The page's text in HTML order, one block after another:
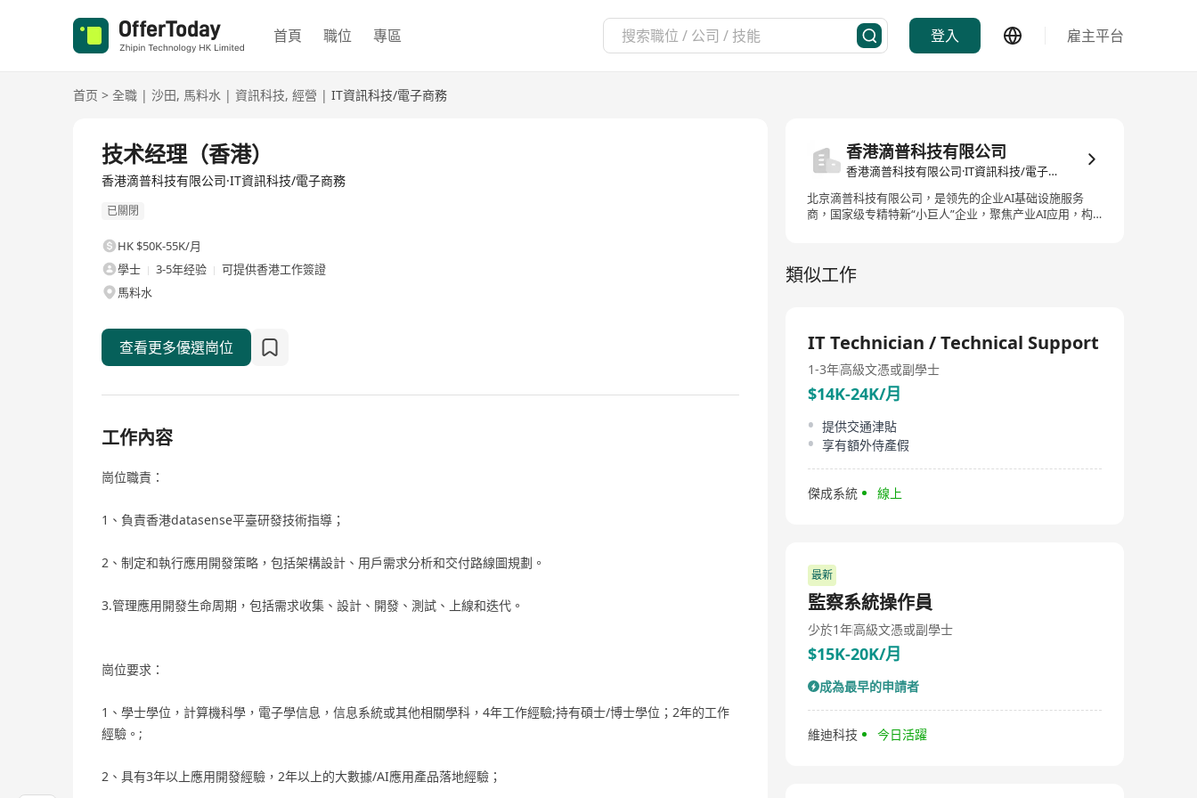
首頁 職位 專區 登入 雇主平台
首页 > 全職 | 沙田, 馬料水 | 資訊科技, 經營 | IT資訊科技/電子商務
技术经理（香港）
香港滴普科技有限公司·IT資訊科技/電子商務
已關閉
HK $50K-55K/月
學士
3-5年经验
可提供香港工作簽證
馬料水
查看更多優選崗位
工作內容
崗位職責：
1、負責香港datasense平臺研發技術指導；
2、制定和執行應用開發策略，包括架構設計、用戶需求分析和交付路線圖規劃。
3.管理應用開發生命周期，包括需求收集、設計、開發、測試、上線和迭代。
崗位要求：
1、學士學位，計算機科學，電子學信息，信息系統或其他相關學科，4年工作經驗;持有碩士/博士學位；2年的工作
經驗。;
2、具有3年以上應用開發經驗，2年以上的大數據/AI應用產品落地經驗；
香港滴普科技有限公司
香港滴普科技有限公司·IT資訊科技/電子商務
北京滴普科技有限公司，是领先的企业AI基础设施服务
商，国家级专精特新“小巨人”企业，聚焦产业AI应用，构
构建智能化基础设施，并实现产业AI应用落地。
DeepexiOS企业AI平台，是企业AI基础设施平台，集算力
业基于主流GPU快捷部署和算力集群管理；其内置的
Deepexi滴普企业大模型获中国信通院模型能力标准符合
性4+级验证，能够为企业提供安全可管控，满足多个核心
场景的语料扩充和专项任务精调的大模型基础服务。
DeepexiGenAI企业生成式AI应用，是基于DeepexiOS已经
完成落地的企业核心场景和AI应用集合，覆盖了供应链AI
快反，工程设计AI辅助，工艺AI编制，数据AI分析等核心
场景，已在中国海油、中国海城、百丽时尚、纳爱斯集
团、九洲电器等头部企业客户应用落地。 凭借在人工智能
领域的创新和实践，滴普科技入选中国信通院铸基计划“高
质量数字化转型典型案例”、2024年人工智能技术先进技术
類似工作
IT Technician / Technical Support
1-3年高級文憑或副學士
$14K-24K/月
提供交通津貼
享有額外侍產假
傑成系統 線上
最新
監察系統操作員
少於1年高級文憑或副學士
$15K-20K/月
成為最早的申請者
維迪科技 今日活躍